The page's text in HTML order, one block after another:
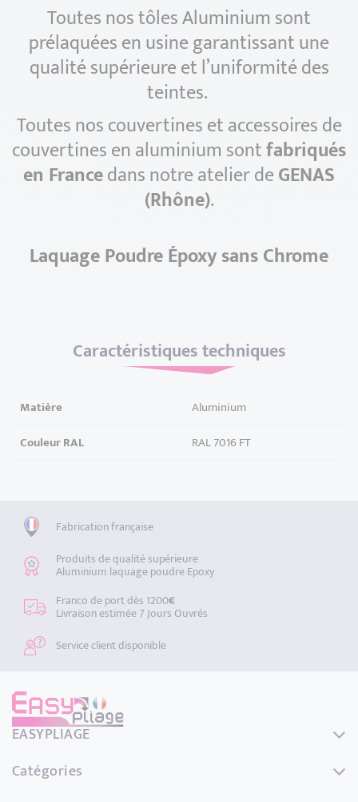
Toutes nos tôles Aluminium sont
prélaquées en usine garantissant une
qualité supérieure et l’uniformité des
teintes.
Toutes nos couvertines et accessoires de
couvertines en aluminium sontfabriqués
en Francedans notre atelier deGENAS
(Rhône).
Laquage Poudre Époxy sans Chrome
Caractéristiques techniques
Matière
Aluminium
Couleur RAL
RAL 7016 FT
Fabrication française
Produits de qualité supérieure
Aluminium laquage poudre Epoxy
Franco de port dès 1200€
Livraison estimée 7 Jours Ouvrés
Service client disponible
EASYPLIAGE
44 Rue de L'avenir
69740 GENAS
Catégories